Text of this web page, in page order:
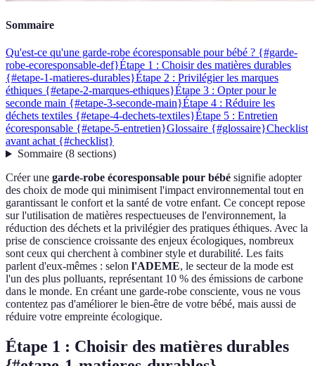
Sommaire
Qu'est-ce qu'une garde-robe écoresponsable pour bébé ? {#garde-
robe-ecoresponsable-def}Étape 1 : Choisir des matières durables
{#etape-1-matieres-durables}Étape 2 : Privilégier les marques
éthiques {#etape-2-marques-ethiques}Étape 3 : Opter pour le
seconde main {#etape-3-seconde-main}Étape 4 : Réduire les
déchets textiles {#etape-4-dechets-textiles}Étape 5 : Entretien
écoresponsable {#etape-5-entretien}Glossaire {#glossaire}Checklist
avant achat {#checklist}
Sommaire(8 sections)
Créer une garde-robe écoresponsable pour bébé signifie adopter
des choix de mode qui minimisent l'impact environnemental tout en
garantissant le confort et la santé de votre enfant. Ce concept repose
sur l'utilisation de matières respectueuses de l'environnement, la
réduction des déchets et la privilégier des pratiques éthiques. Avec la
prise de conscience croissante des enjeux écologiques, nombreux
sont ceux qui cherchent à combiner style et durabilité. Les faits
parlent d'eux-mêmes : selon l'ADEME, le secteur de la mode est
l'un des plus polluants, représentant 10 % des émissions de carbone
dans le monde. En créant une garde-robe consciente, vous ne vous
contentez pas d'améliorer le bien-être de votre bébé, mais aussi de
réduire votre empreinte écologique.
Étape 1 : Choisir des matières durables